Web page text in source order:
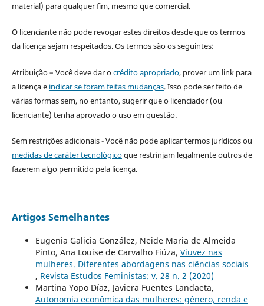
material) para qualquer fim, mesmo que comercial.
O licenciante não pode revogar estes direitos desde que os termos
da licença sejam respeitados. Os termos são os seguintes:
Atribuição – Você deve dar ocrédito apropriado, prover um link para
a licença e indicar se foram feitas mudanças. Isso pode ser feito de
várias formas sem, no entanto, sugerir que o licenciador (ou
licenciante) tenha aprovado o uso em questão.
Sem restrições adicionais - Você não pode aplicar termos jurídicos ou
medidas de caráter tecnológicoque restrinjam legalmente outros de
fazerem algo permitido pela licença.
Artigos Semelhantes
Eugenia Galicia González, Neide Maria de Almeida
Pinto, Ana Louise de Carvalho Fiúza, Viuvez nas
mulheres. Diferentes abordagens nas ciências sociais
, Revista Estudos Feministas: v. 28 n. 2 (2020)
Martina Yopo Díaz, Javiera Fuentes Landaeta,
Autonomia econômica das mulheres: gênero, renda e